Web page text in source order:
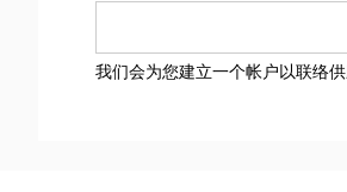
我们会为您建立一个帐户以联络